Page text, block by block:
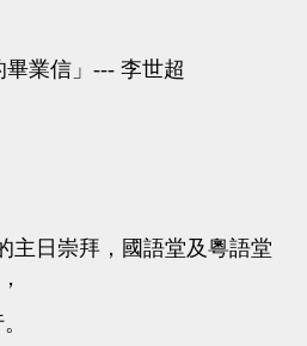
業信」--- 李世超
主日崇拜，國語堂及粵語堂